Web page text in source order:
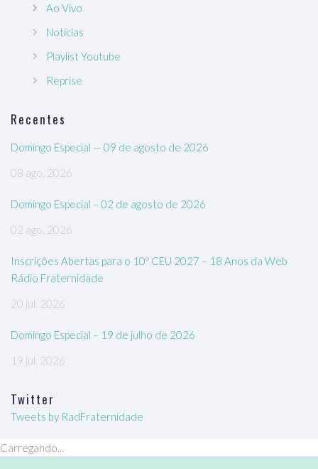
Ao Vivo
Notícias
Playlist Youtube
Reprise
Recentes
Domingo Especial — 09 de agosto de 2026
08 ago, 2026
Domingo Especial – 02 de agosto de 2026
02 ago, 2026
Inscrições Abertas para o 10º CEU 2027 – 18 Anos da Web
Rádio Fraternidade
20 jul, 2026
Domingo Especial – 19 de julho de 2026
19 jul, 2026
Twitter
Tweets by RadFraternidade
Carregando...